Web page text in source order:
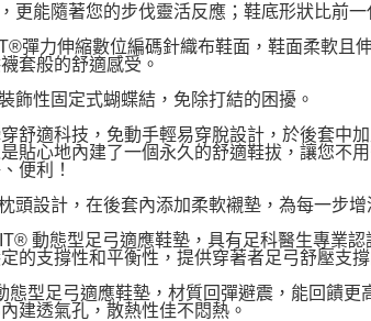
更能隨著您的步伐靈活反應；鞋底形狀比前一
彈力伸縮數位編碼針織布鞋面，鞋面柔軟且
套般的舒適感受。
飾性固定式蝴蝶結，免除打結的困擾。
舒適科技，免動手輕易穿脫設計，於後套中
貼心地內建了一個永久的舒適鞋拔，讓您不
便利！
頭設計，在後套內添加柔軟襯墊，為每一步增
動態型足弓適應鞋墊，具有足科醫生專業
的支撐性和平衡性，提供穿著者足弓舒壓支撐
態型足弓適應鞋墊，材質回彈避震，能回饋
建透氣孔，散熱性佳不悶熱。